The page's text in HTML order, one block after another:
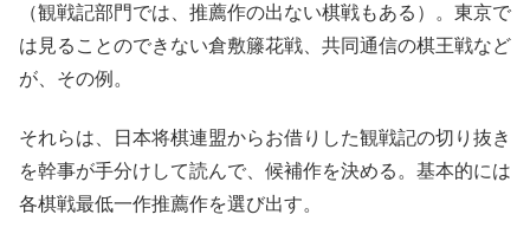
（観戦記部門では、推薦作の出ない棋戦もある）。東京で
は見ることのできない倉敷籐花戦、共同通信の棋王戦など
が、その例。
それらは、日本将棋連盟からお借りした観戦記の切り抜き
を幹事が手分けして読んで、候補作を決める。基本的には
各棋戦最低一作推薦作を選び出す。